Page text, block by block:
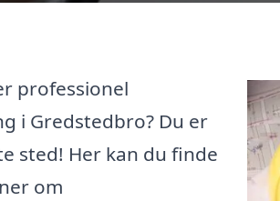
professionel
i Gredstedbro? Du er
sted! Her kan du finde
om